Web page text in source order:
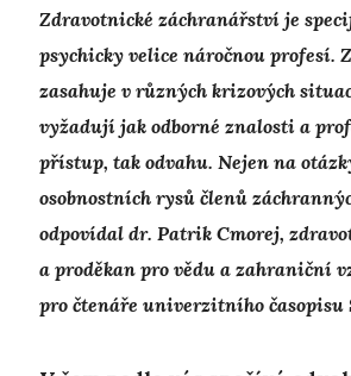
Zdravotnické záchranářství je
psychicky velice náročnou profesí.
zasahuje v různých krizových
vyžadují jak odborné znalosti a
přístup, tak odvahu. Nejen na
osobnostních rysů členů
odpovídal dr. Patrik Cmorej,
a proděkan pro vědu a zahraniční
pro čtenáře univerzitního časopisu